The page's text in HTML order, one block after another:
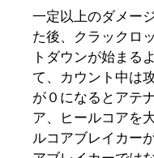
一定以上のダメー
た後、クラックロ
トダウンが始まる
て、カウント中は
が０になるとアテ
ア、ヒールコアを
ルコアブレイカー